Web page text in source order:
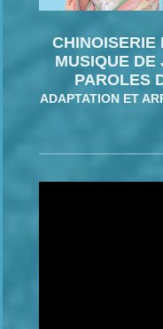
CHINOISERIE
MUSIQUE DE
PAROLES
ADAPTATION ET